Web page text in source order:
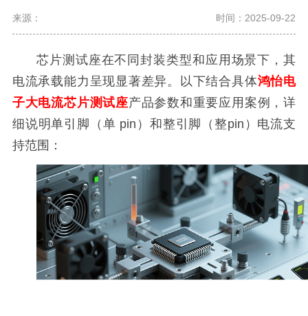
来源： 时间：2025-09-22
芯片测试座在不同封装类型和应用场景下，其
电流承载能力呈现显著差异。以下结合具体鸿怡电
子大电流芯片测试座产品参数和重要应用案例，详
细说明单引脚（单 pin）和整引脚（整pin）电流支
持范围：